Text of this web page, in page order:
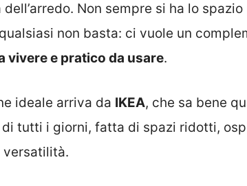
dell’arredo. Non sempre si ha lo
non basta: ci vuole un
vivere e pratico da usare.
ideale arriva da IKEA, che sa bene
tutti i giorni, fatta di spazi ridotti,
versatilità.